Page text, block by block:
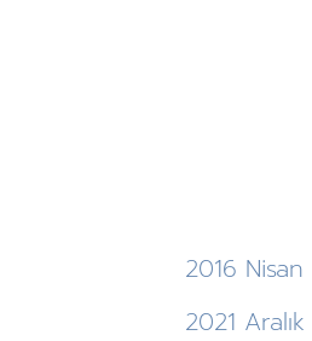
2016 Nisan
2021 Aralık